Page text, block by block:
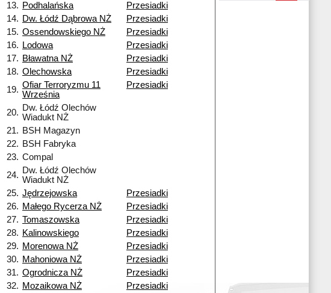
13. Podhalańska
Przesiadki
14. Dw. Łódź Dąbrowa NŻ
Przesiadki
15. Ossendowskiego NŻ
Przesiadki
16. Lodowa
Przesiadki
17. Bławatna NŻ
Przesiadki
18. Olechowska
Przesiadki
19. Ofiar Terroryzmu 11
Września
Przesiadki
20. Dw. Łódź Olechów
Wiadukt NŻ
21. BSH Magazyn
22. BSH Fabryka
23. Compal
24. Dw. Łódź Olechów
Wiadukt NŻ
25. Jędrzejowska
Przesiadki
26. Małego Rycerza NŻ
Przesiadki
27. Tomaszowska
Przesiadki
28. Kalinowskiego
Przesiadki
29. Morenowa NŻ
Przesiadki
30. Mahoniowa NŻ
Przesiadki
31. Ogrodnicza NŻ
Przesiadki
32. Mozaikowa NŻ Przesiadki